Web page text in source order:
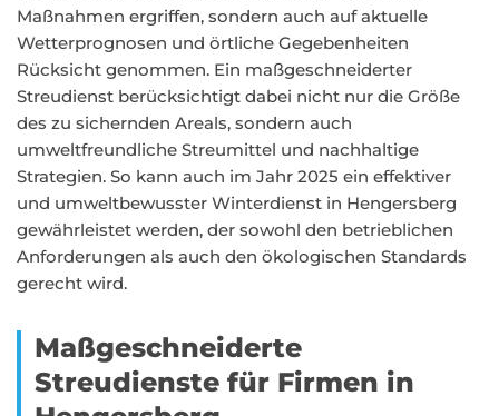
Maßnahmen ergriffen, sondern auch auf aktuelle
Wetterprognosen und örtliche Gegebenheiten
Rücksicht genommen. Ein maßgeschneiderter
Streudienst berücksichtigt dabei nicht nur die Größe
des zu sichernden Areals, sondern auch
umweltfreundliche Streumittel und nachhaltige
Strategien. So kann auch im Jahr 2025 ein effektiver
und umweltbewusster Winterdienst in Hengersberg
gewährleistet werden, der sowohl den betrieblichen
Anforderungen als auch den ökologischen Standards
gerecht wird.
Maßgeschneiderte
Streudienste für Firmen in